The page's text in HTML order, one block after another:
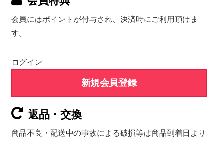
会員にはポイントが付与され、決済時にご利用頂けま
す。
ログイン
新規会員登録
返品・交換
商品不良・配送中の事故による破損等は商品到着日より